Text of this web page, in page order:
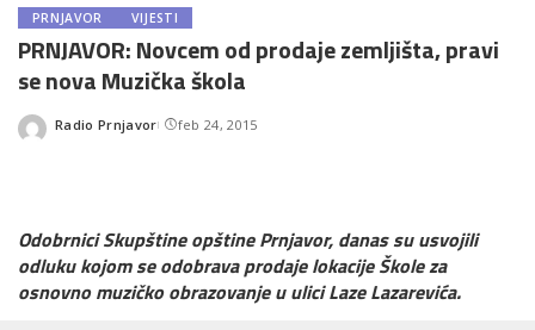
PRNJAVOR VIJESTI
PRNJAVOR: Novcem od prodaje zemljišta, pravi
se nova Muzička škola
Posted
Radio Prnjavor feb 24, 2015
Odobrnici Skupštine opštine Prnjavor, danas su usvojili
odluku kojom se odobrava prodaje lokacije Škole za
osnovno muzičko obrazovanje u ulici Laze Lazarevića.